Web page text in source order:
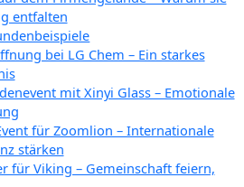
entfalten
bei LG Chem – Ein starkes
mit Xinyi Glass – Emotionale
für Zoomlion – Internationale
stärken
für Viking – Gemeinschaft feiern,